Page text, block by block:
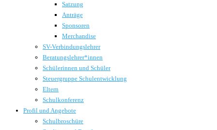
Satzung
Anträge
Sponsoren
Merchandise
SV-Verbindungslehrer
Beratungslehrer*innen
Schülerinnen und Schüler
Steuergruppe Schulentwicklung
Eltern
Schulkonferenz
Profil und Angebote
Schulbroschüre